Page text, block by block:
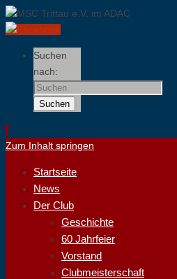
Suchen
nach:
Suchen
Zum Inhalt springen
Startseite
News
Der Club
Geschichte
60 Jahrfeier
Vorstand
Clubmeisterschaft